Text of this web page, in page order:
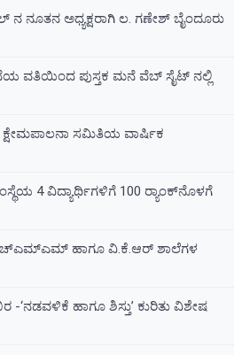
ನ ನೂತನ ಅಧ್ಯಕ್ಷರಾಗಿ ಲ. ಗಣೇಶ್ ಬೈಂದೂರು
ವತಿಯಿಂದ ಪುಸ್ತಕ ಮನೆ ವೆಬ್ ಸೈಟ್ ನಲ್ಲಿ
ಕ್ಷೇಮಪಾಲನಾ ಸಮಿತಿಯ ವಾರ್ಷಿಕ
4 ವಿದ್ಯಾರ್ಥಿಗಳಿಗೆ 100 ರ‍್ಯಾಂಕ್‌ನೊಳಗೆ
ಹಾಗೂ ವಿ.ಕೆ.ಆರ್ ಶಾಲೆಗಳ
-‘ನಡವಳಿಕೆ ಹಾಗೂ ಶಿಸ್ತು’ ಕುರಿತು ವಿಶೇಷ